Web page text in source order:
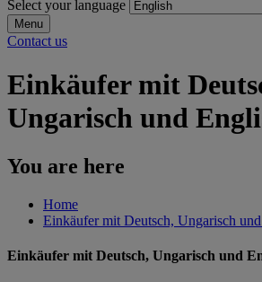
Select your language
Menu
Contact us
Einkäufer mit
Ungarisch und
You are here
Home
Einkäufer mit Deutsch, Ungarisch
Einkäufer mit Deutsch, Ungarisch und